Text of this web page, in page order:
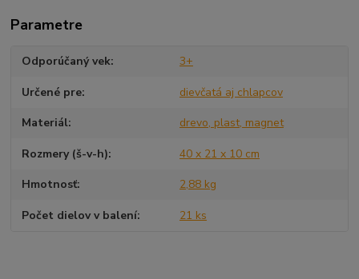
Parametre
Odporúčaný vek 3+
Určené pre dievčatá aj chlapcov
Materiál drevo, plast, magnet
Rozmery (š-v-h) 40 x 21 x 10 cm
Hmotnosť 2,88 kg
Počet dielov v balení 21 ks